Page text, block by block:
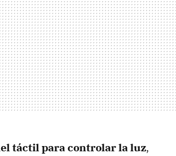
táctil para controlar la luz,